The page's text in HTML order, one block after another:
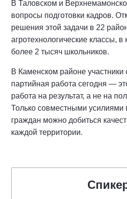
В Таловском и
вопросы подготовки кадров.
решения этой задачи в 22
агротехнологические классы,
более 2 тысяч школьников.
В Каменском районе
партийная работа сегодня —
работа на результат, а не на
Только совместными усилиями
граждан можно добиться
каждой территории.